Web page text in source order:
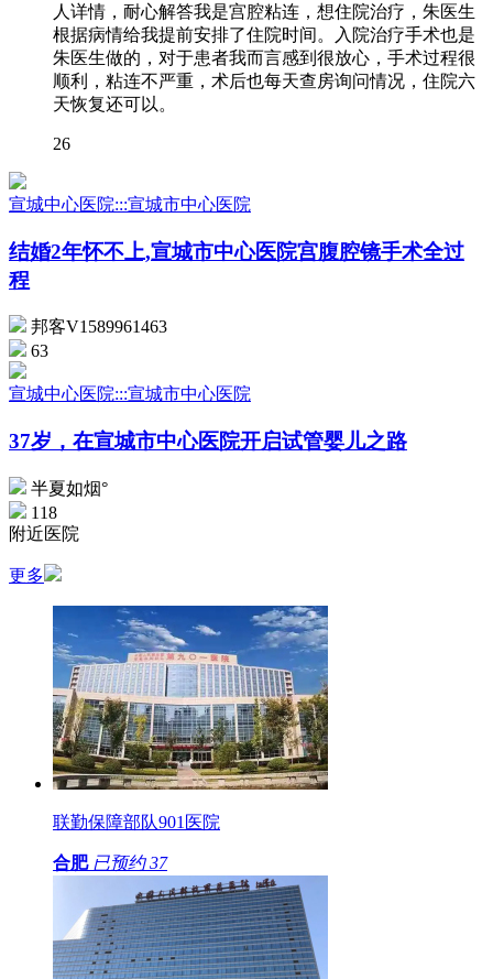
人详情，耐心解答我是宫腔粘连，想住院治疗，朱医生
根据病情给我提前安排了住院时间。入院治疗手术也是
朱医生做的，对于患者我而言感到很放心，手术过程很
顺利，粘连不严重，术后也每天查房询问情况，住院六
天恢复还可以。
26
宣城中心医院:::宣城市中心医院
结婚2年怀不上,宣城市中心医院宫腹腔镜手术全过
程
邦客V1589961463
63
宣城中心医院:::宣城市中心医院
37岁，在宣城市中心医院开启试管婴儿之路
半夏如烟°
118
附近医院
更多
联勤保障部队901医院
合肥 已预约 37